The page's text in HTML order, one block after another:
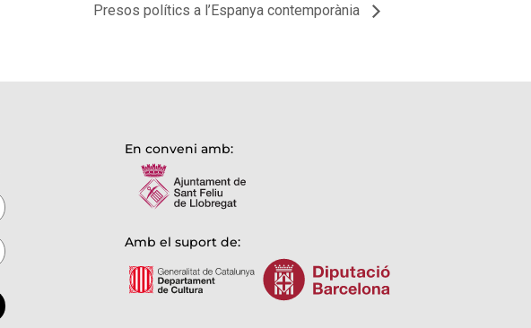
Presos polítics a l’Espanya contemporània
En conveni amb:
Amb el suport de: